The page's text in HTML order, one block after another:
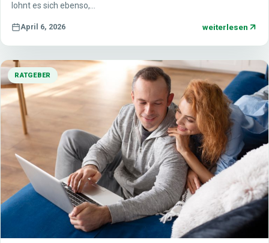
lohnt es sich ebenso,…
April 6, 2026 weiterlesen
RATGEBER